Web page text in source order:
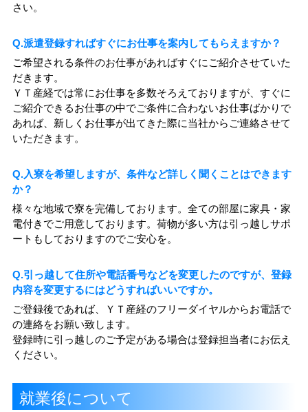
さい。
Q.派遣登録すればすぐにお仕事を案内してもらえますか？
ご希望される条件のお仕事があればすぐにご紹介させていた
だきます。
ＹＴ産経では常にお仕事を多数そろえておりますが、すぐに
ご紹介できるお仕事の中でご条件に合わないお仕事ばかりで
あれば、新しくお仕事が出てきた際に当社からご連絡させて
いただきます。
Q.入寮を希望しますが、条件など詳しく聞くことはできます
か？
様々な地域で寮を完備しております。全ての部屋に家具・家
電付きでご用意しております。荷物が多い方は引っ越しサポ
ートもしておりますのでご安心を。
Q.引っ越して住所や電話番号などを変更したのですが、登録
内容を変更するにはどうすればいいですか。
ご登録後であれば、ＹＴ産経のフリーダイヤルからお電話で
の連絡をお願い致します。
登録時に引っ越しのご予定がある場合は登録担当者にお伝え
ください。
就業後について